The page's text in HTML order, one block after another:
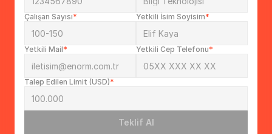
Çalışan Sayısı* Yetkili İsim Soyisim*
Yetkili Mail* Yetkili Cep Telefonu*
Talep Edilen Limit (USD)*
Teklif Al